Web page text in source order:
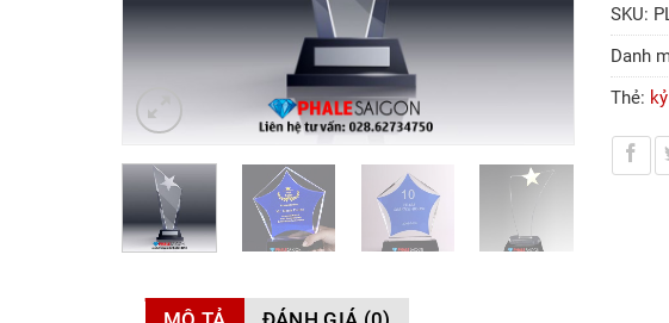
SKU:
Danh
Thẻ: